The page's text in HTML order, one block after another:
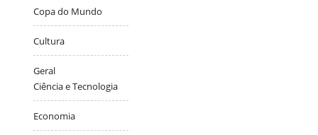
Copa do Mundo
Cultura
Geral
Ciência e Tecnologia
Economia